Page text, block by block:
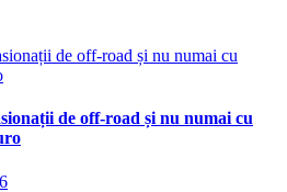
de off-road și nu numai cu